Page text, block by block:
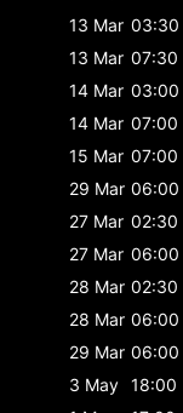
13 Mar 03:30
13 Mar 07:30
14 Mar 03:00
14 Mar 07:00
15 Mar 07:00
29 Mar 06:00
27 Mar 02:30
27 Mar 06:00
28 Mar 02:30
28 Mar 06:00
29 Mar 06:00
3 May 18:00